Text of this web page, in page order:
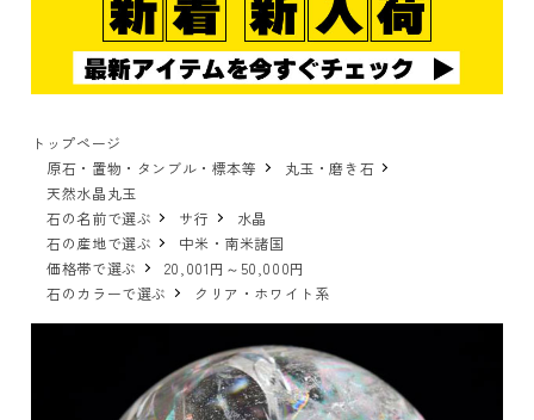
トップページ
原石・置物・タンブル・標本等
丸玉・磨き石
天然水晶丸玉
石の名前で選ぶ
サ行
水晶
石の産地で選ぶ
中米・南米諸国
価格帯で選ぶ
20,001円～50,000円
石のカラーで選ぶ
クリア・ホワイト系